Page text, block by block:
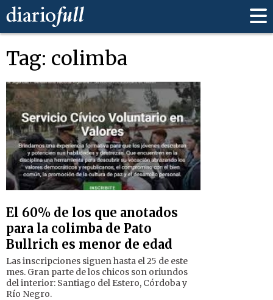
Tag: colimba
El 60% de los que anotados
para la colimba de Pato
Bullrich es menor de edad
Las inscripciones siguen hasta el 25 de este
mes. Gran parte de los chicos son oriundos
del interior: Santiago del Estero, Córdoba y
Río Negro.